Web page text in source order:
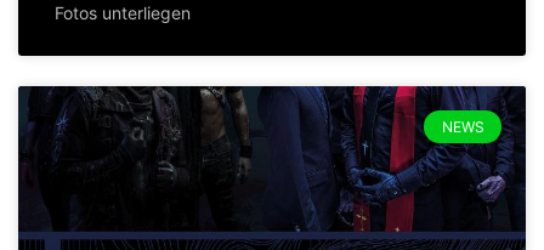
Fotos unterliegen
NEWS